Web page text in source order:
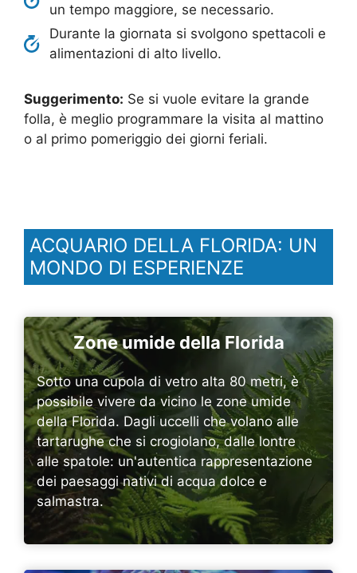
un tempo maggiore, se necessario.
Durante la giornata si svolgono spettacoli e
alimentazioni di alto livello.
Suggerimento: Se si vuole evitare la grande
folla, è meglio programmare la visita al mattino
o al primo pomeriggio dei giorni feriali.
ACQUARIO DELLA FLORIDA: UN
MONDO DI ESPERIENZE
Zone umide della Florida
Sotto una cupola di vetro alta 80 metri, è
possibile vivere da vicino le zone umide
della Florida. Dagli uccelli che volano alle
tartarughe che si crogiolano, dalle lontre
alle spatole: un'autentica rappresentazione
dei paesaggi nativi di acqua dolce e
salmastra.